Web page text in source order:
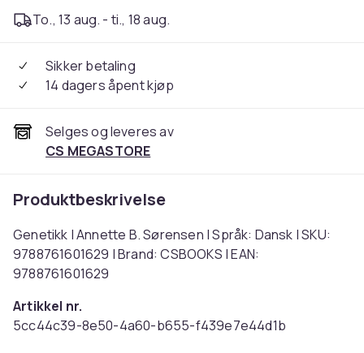
To., 13 aug. - ti., 18 aug.
Sikker betaling
14 dagers åpent kjøp
Selges og leveres av
CS MEGASTORE
Produktbeskrivelse
Genetikk | Annette B. Sørensen | Språk: Dansk | SKU:
9788761601629 | Brand: CSBOOKS | EAN:
9788761601629
Artikkel nr.
5cc44c39-8e50-4a60-b655-f439e7e44d1b